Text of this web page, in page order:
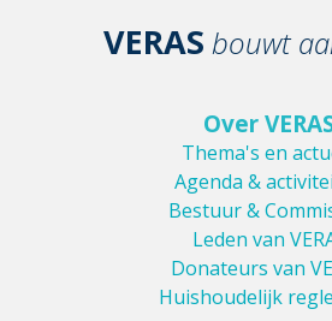
VERAS bouwt
Over
Thema's en
Agenda &
Bestuur &
Leden van
Donateurs van
Huishoudelijk